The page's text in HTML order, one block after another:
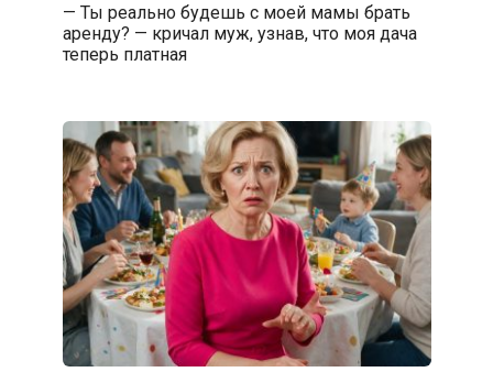
— Ты реально будешь с моей мамы брать
аренду? — кричал муж, узнав, что моя дача
теперь платная